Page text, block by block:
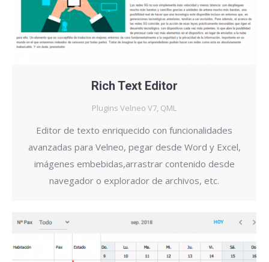
Rich Text Editor
Plugins Velneo V7, QML
Editor de texto enriquecido con funcionalidades
avanzadas para Velneo, pegar desde Word y Excel,
imágenes embebidas,arrastrar contenido desde
navegador o explorador de archivos, etc.